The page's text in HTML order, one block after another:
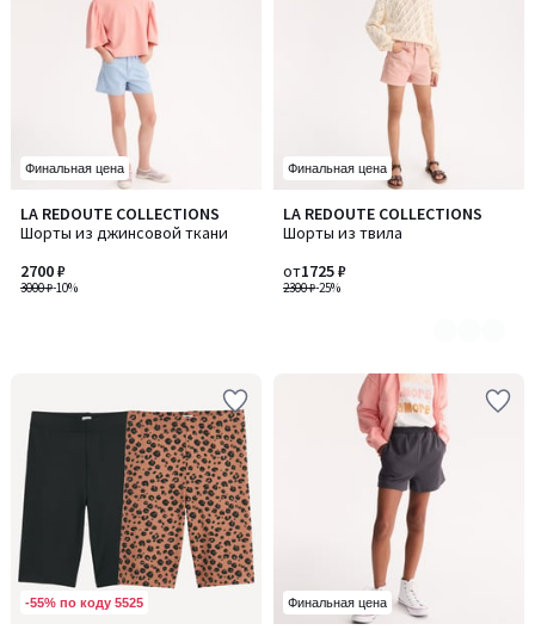
Финальная цена
LA REDOUTE COLLECTIONS
Шорты из джинсовой ткани
3000 ₽-10%
2700 ₽
Финальная цена
LA REDOUTE COLLECTIONS
Шорты из твила
2300 ₽-25%
от1725 ₽
Количество
цветов:
-55% по коду 5525 Финальная цена